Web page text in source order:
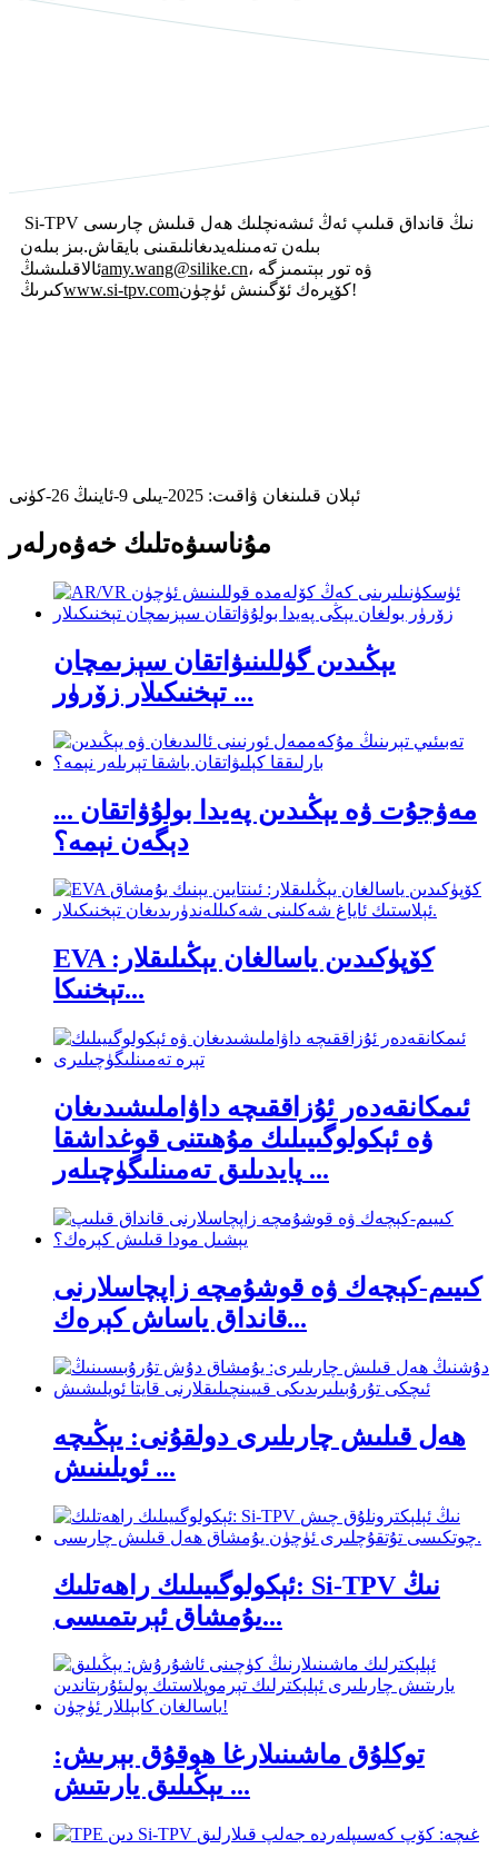
Si-TPV نىڭ قانداق قىلىپ ئەڭ ئىشەنچلىك ھەل قىلىش چارىسى
بىلەن تەمىنلەيدىغانلىقىنى بايقاش.بىز بىلەن
ئالاقىلىشىڭamy.wang@silike.cn، ۋە تور بېتىمىزگە
كىرىڭwww.si-tpv.com كۆپرەك ئۆگىنىش ئۈچۈن!
ئېلان قىلىنغان ۋاقىت: 2025-يىلى 9-ئاينىڭ 26-كۈنى
مۇناسىۋەتلىك خەۋەرلەر
يېڭىدىن گۈللىنىۋاتقان سېزىمچان
تېخنىكىلار زۆرۈر ...
مەۋجۇت ۋە يېڭىدىن پەيدا بولۇۋاتقان ...
دېگەن نېمە؟
EVA كۆپۈكىدىن ياسالغان يېڭىلىقلار:
تېخنىكا...
ئىمكانقەدەر ئۇزاققىچە داۋاملىشىدىغان
ۋە ئېكولوگىيىلىك مۇھىتنى قوغداشقا
پايدىلىق تەمىنلىگۈچىلەر ...
كىيىم-كېچەك ۋە قوشۇمچە زاپچاسلارنى
قانداق ياساش كېرەك...
ھەل قىلىش چارىلىرى دولقۇنى: يېڭىچە
ئويلىنىش ...
ئېكولوگىيىلىك راھەتلىك: Si-TPV نىڭ
يۇمشاق ئېرىتمىسى...
توكلۇق ماشىنىلارغا ھوقۇق بېرىش:
يېڭىلىق يارىتىش ...